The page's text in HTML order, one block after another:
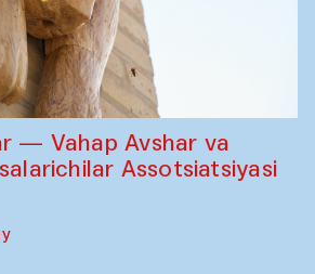
— Vahap Avshar va
Assotsiatsiyasi